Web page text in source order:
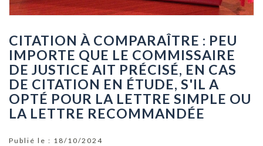
CITATION À COMPARAÎTRE : PEU
IMPORTE QUE LE COMMISSAIRE
DE JUSTICE AIT PRÉCISÉ, EN CAS
DE CITATION EN ÉTUDE, S'IL A
OPTÉ POUR LA LETTRE SIMPLE OU
LA LETTRE RECOMMANDÉE
Publié le : 18/10/2024